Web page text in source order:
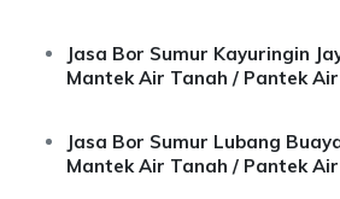
Jasa Bor Sumur Kayuringin
Mantek Air Tanah / Pantek
Jasa Bor Sumur Lubang
Mantek Air Tanah / Pantek